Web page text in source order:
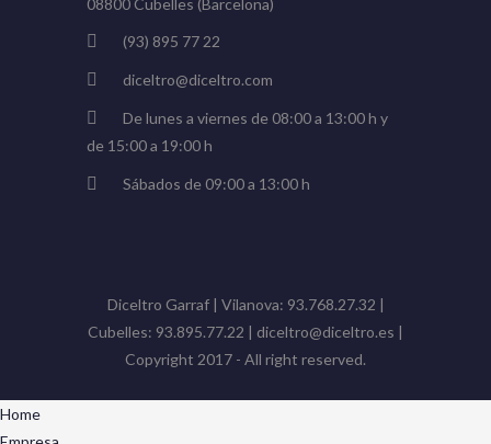
(93) 895 77 22
diceltro@diceltro.com
De lunes a viernes de 08:00 a 13:00 h y
de 15:00 a 19:00 h
Sábados de 09:00 a 13:00 h
Diceltro Garraf | Vilanova: 93.768.27.32 |
Cubelles: 93.895.77.22 | diceltro@diceltro.es |
Copyright 2017 - All right reserved.
Home